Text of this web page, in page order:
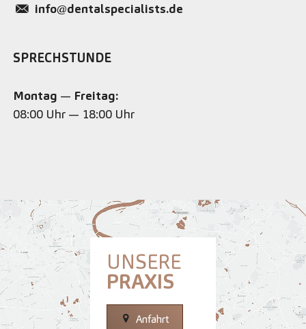
UNSERE
PRAXIS
Anfahrt
info@dentalspecialists.de
SPRECHSTUNDE
Montag — Freitag:
08:00 Uhr — 18:00 Uhr